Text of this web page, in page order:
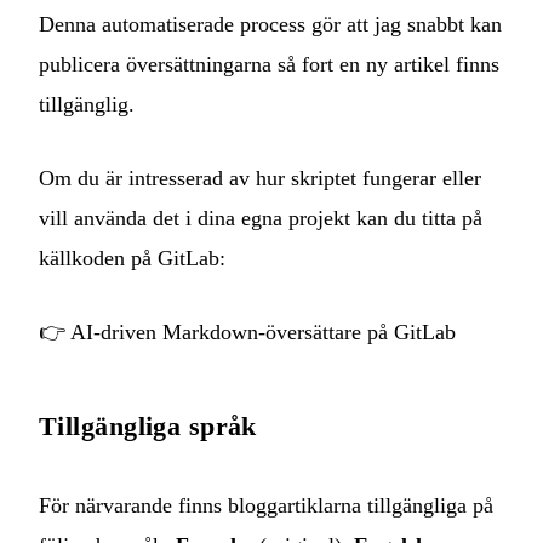
Denna automatiserade process gör att jag snabbt kan
publicera översättningarna så fort en ny artikel finns
tillgänglig.
Om du är intresserad av hur skriptet fungerar eller
vill använda det i dina egna projekt kan du titta på
källkoden på GitLab:
👉 AI-driven Markdown-översättare på GitLab
Tillgängliga språk
För närvarande finns bloggartiklarna tillgängliga på